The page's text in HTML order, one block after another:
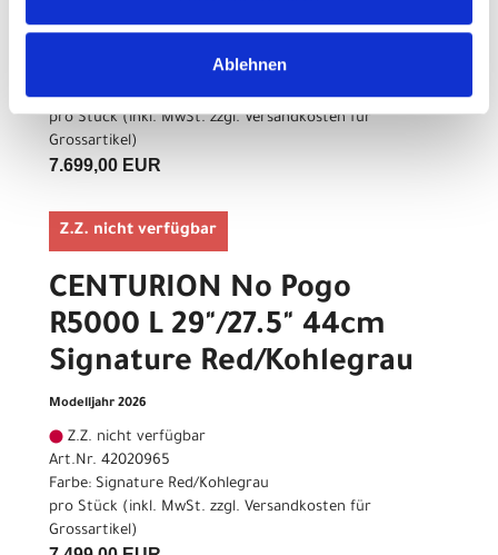
Ablehnen
Farbe: Signature Red/Kohlegrau
pro Stück (inkl. MwSt. zzgl.Versandkosten für
Grossartikel)
7.699,00 EUR
Z.Z. nicht verfügbar
CENTURION No Pogo
R5000 L 29"/27.5" 44cm
Signature Red/Kohlegrau
Modelljahr 2026
Z.Z. nicht verfügbar
Art.Nr. 42020965
Farbe: Signature Red/Kohlegrau
pro Stück (inkl. MwSt. zzgl. Versandkosten für
Grossartikel)